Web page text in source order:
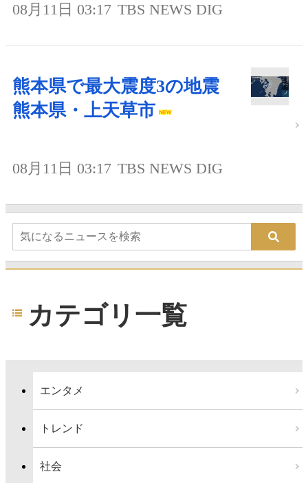
08月11日 03:17 TBS NEWS DIG
熊本県で最大震度3の地震
熊本県・上天草市
08月11日 03:17 TBS NEWS DIG
カテゴリ一覧
エンタメ
トレンド
社会